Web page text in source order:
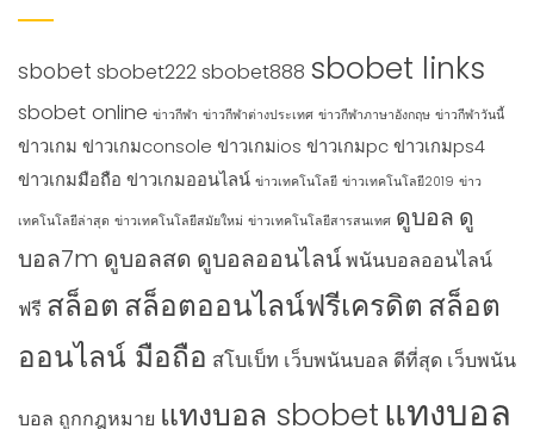
sbobet sbobet222sbobet888 sbobet links
sbobet online ข่าวกีฬา ข่าวกีฬาต่างประเทศ ข่าวกีฬาภาษาอังกฤษ ข่าวกีฬาวันนี้
ข่าวเกม ข่าวเกมconsole ข่าวเกมios ข่าวเกมpcข่าวเกมps4
ข่าวเกมมือถือ ข่าวเกมออนไลน์ ข่าวเทคโนโลยี ข่าวเทคโนโลยี2019 ข่าว
เทคโนโลยีล่าสุด ข่าวเทคโนโลยีสมัยใหม่ ข่าวเทคโนโลยีสารสนเทศ ดูบอล ดู
บอล7m ดูบอลสด ดูบอลออนไลน์พนันบอลออนไลน์
ฟรี สล็อต สล็อตออนไลน์ฟรีเครดิต สล็อต
ออนไลน์ มือถือ สโบเบ็ท เว็บพนันบอล ดีที่สุด เว็บพนัน
บอล ถูกกฎหมาย แทงบอล sbobet แทงบอล